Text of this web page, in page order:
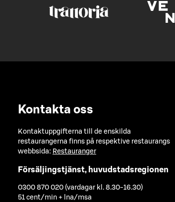
Kontakta oss
Kontaktuppgifterna till de enskilda
restaurangerna finns på respektive restaurangs
webbsida: Restauranger
Försäljingstjänst, huvudstadsregionen
0300 870 020 (vardagar kl. 8.30-16.30)
51 cent/min + lna/msa